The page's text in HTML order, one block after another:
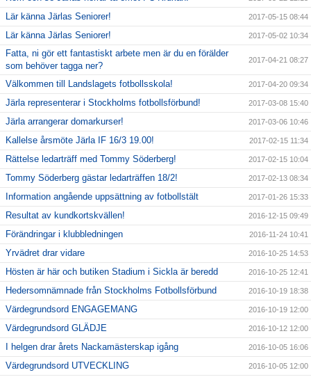
Lär känna Järlas Seniorer! 2017-05-15 08:44
Lär känna Järlas Seniorer! 2017-05-02 10:34
Fatta, ni gör ett fantastiskt arbete men är du en förälder
som behöver tagga ner?
2017-04-21 08:27
Välkommen till Landslagets fotbollsskola! 2017-04-20 09:34
Järla representerar i Stockholms fotbollsförbund! 2017-03-08 15:40
Järla arrangerar domarkurser! 2017-03-06 10:46
Kallelse årsmöte Järla IF 16/3 19.00! 2017-02-15 11:34
Rättelse ledarträff med Tommy Söderberg! 2017-02-15 10:04
Tommy Söderberg gästar ledarträffen 18/2! 2017-02-13 08:34
Information angående uppsättning av fotbollstält 2017-01-26 15:33
Resultat av kundkortskvällen! 2016-12-15 09:49
Förändringar i klubbledningen 2016-11-24 10:41
Yrvädret drar vidare 2016-10-25 14:53
Hösten är här och butiken Stadium i Sickla är beredd 2016-10-25 12:41
Hedersomnämnade från Stockholms Fotbollsförbund 2016-10-19 18:38
Värdegrundsord ENGAGEMANG 2016-10-19 12:00
Värdegrundsord GLÄDJE 2016-10-12 12:00
I helgen drar årets Nackamästerskap igång 2016-10-05 16:06
Värdegrundsord UTVECKLING 2016-10-05 12:00